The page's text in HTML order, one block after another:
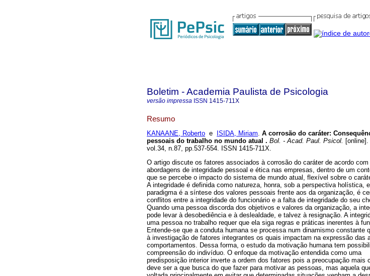
Boletim - Academia Paulista de Psicologia
versão impressa ISSN 1415-711X
Resumo
KANAANE, Roberto e ISIDA, Miriam. A corrosão do caráter:
pessoais do trabalho no mundo atual . Bol. - Acad. Paul. Psicol. [online].
vol.34, n.87, pp.537-554. ISSN 1415-711X.
O artigo discute os fatores associados à corrosão do caráter de acordo com
abordagens de integridade pessoal e ética nas empresas, dentro de um
que se percebe o impacto do sistema de mundo atual, flexível sobre o
A integridade é definida como natureza, honra, sob a perspectiva holística,
paradigma é a síntese dos valores pessoais frente aos da organização, é
conflitos entre a integridade do funcionário e a falta de integridade do seu
Quando uma pessoa discorda dos objetivos e valores da organização, a
pode levar à desobediência e à deslealdade, e talvez à resignação. A
uma pessoa no trabalho requer que ela siga regras e práticas inerentes à
Entende-se que a conduta humana se processa num dinamismo constante
à investigação de fatores integrantes os quais impactam na expressão das
comportamentos. Dessa forma, o estudo da motivação humana tem
compreensão do indivíduo. O enfoque da motivação entendida como uma
predisposição interior inverte a ordem dos fatores pois a preocupação mais
deve ser a que busca do que fazer para motivar as pessoas, mas aquela